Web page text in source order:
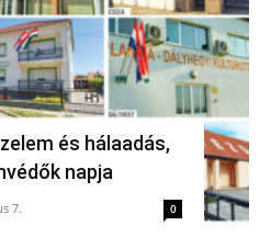
és hálaadás,
napja
7. 0